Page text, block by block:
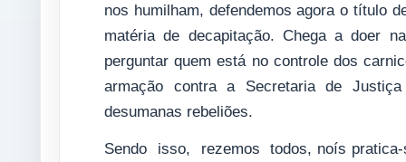
nos humilham, defendemos agora o título
matéria de decapitação. Chega a doer
perguntar quem está no controle dos
armação contra a Secretaria de
desumanas rebeliões.
Sendo isso, rezemos todos, noís pratica-